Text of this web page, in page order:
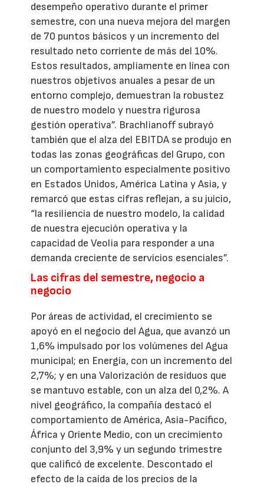
desempeño operativo durante el primer
semestre, con una nueva mejora del margen
de 70 puntos básicos y un incremento del
resultado neto corriente de más del 10%.
Estos resultados, ampliamente en línea con
nuestros objetivos anuales a pesar de un
entorno complejo, demuestran la robustez
de nuestro modelo y nuestra rigurosa
gestión operativa”. Brachlianoff subrayó
también que el alza del EBITDA se produjo en
todas las zonas geográficas del Grupo, con
un comportamiento especialmente positivo
en Estados Unidos, América Latina y Asia, y
remarcó que estas cifras reflejan, a su juicio,
“la resiliencia de nuestro modelo, la calidad
de nuestra ejecución operativa y la
capacidad de Veolia para responder a una
demanda creciente de servicios esenciales”.
Las cifras del semestre, negocio a
negocio
Por áreas de actividad, el crecimiento se
apoyó en el negocio del Agua, que avanzó un
1,6% impulsado por los volúmenes del Agua
municipal; en Energía, con un incremento del
2,7%; y en una Valorización de residuos que
se mantuvo estable, con un alza del 0,2%. A
nivel geográfico, la compañía destacó el
comportamiento de América, Asia-Pacífico,
África y Oriente Medio, con un crecimiento
conjunto del 3,9% y un segundo trimestre
que calificó de excelente. Descontado el
efecto de la caída de los precios de la